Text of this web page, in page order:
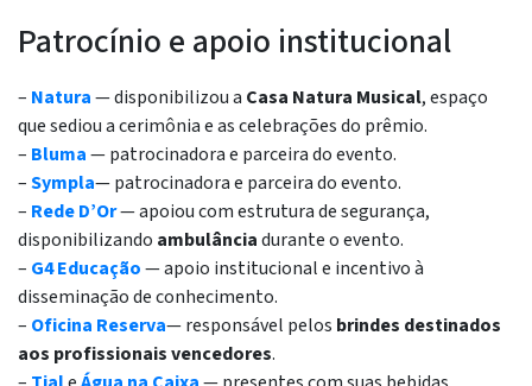
Patrocínio e apoio institucional
– Natura— disponibilizou a Casa Natura Musical, espaço
que sediou a cerimônia e as celebrações do prêmio.
– Bluma— patrocinadora e parceira do evento.
–Sympla— patrocinadora e parceira do evento.
– Rede D’Or— apoiou com estrutura de segurança,
disponibilizando ambulânciadurante o evento.
– G4 Educação— apoio institucional e incentivo à
disseminação de conhecimento.
– Oficina Reserva— responsável pelos brindes destinados
aos profissionais vencedores.